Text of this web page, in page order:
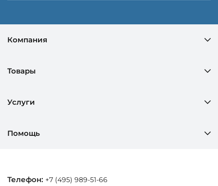
Компания
Товары
Услуги
Помощь
Телефон: +7 (495) 989-51-66